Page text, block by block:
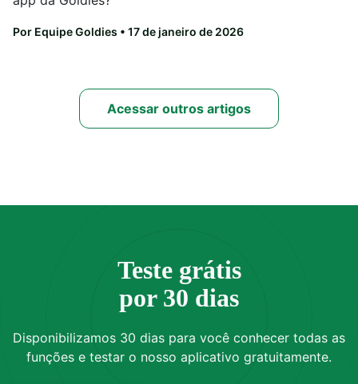
Por Equipe Goldies • 17 de janeiro de 2026
Acessar outros artigos
Teste grátis
por 30 dias
Disponibilizamos 30 dias para você conhecer todas as
funções e testar o nosso aplicativo gratuitamente.